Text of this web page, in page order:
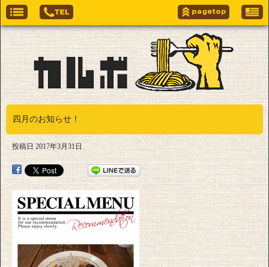
四月のお知らせ！
投稿日 2017年3月31日